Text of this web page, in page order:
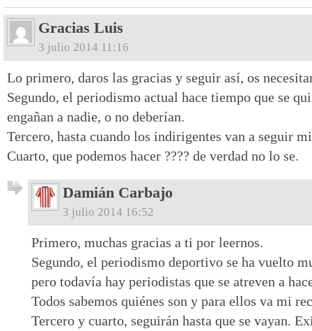
Gracias Luis
3 julio 2014 11:16
Lo primero, daros las gracias y seguir así, os
Segundo, el periodismo actual hace tiempo que se
engañan a nadie, o no deberían.
Tercero, hasta cuando los indirigentes van a seguir
Cuarto, que podemos hacer ???? de verdad no lo se.
Damián Carbajo
3 julio 2014 16:52
Primero, muchas gracias a ti por leernos.
Segundo, el periodismo deportivo se ha vuelto
pero todavía hay periodistas que se atreven a
Todos sabemos quiénes son y para ellos va mi
Tercero y cuarto, seguirán hasta que se vayan.